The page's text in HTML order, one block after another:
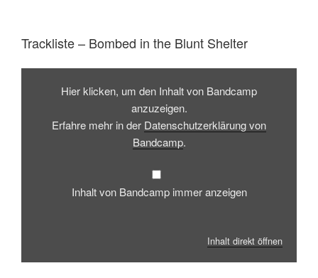
Trackliste – Bombed in the Blunt Shelter
Inhalt
BandcampHier klicken, um den Inhalt von Bandcamp
anzuzeigen.
Erfahre mehr in der Datenschutzerklärung von
Bandcamp.
Inhalt von Bandcamp immer anzeigen
Inhalt direkt öffnen